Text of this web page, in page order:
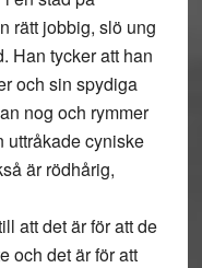
rätt jobbig, slö ung
Han tycker att han
och sin spydiga
nog och rymmer
uttråkade cyniske
är rödhårig,
att det är för att de
och det är för att